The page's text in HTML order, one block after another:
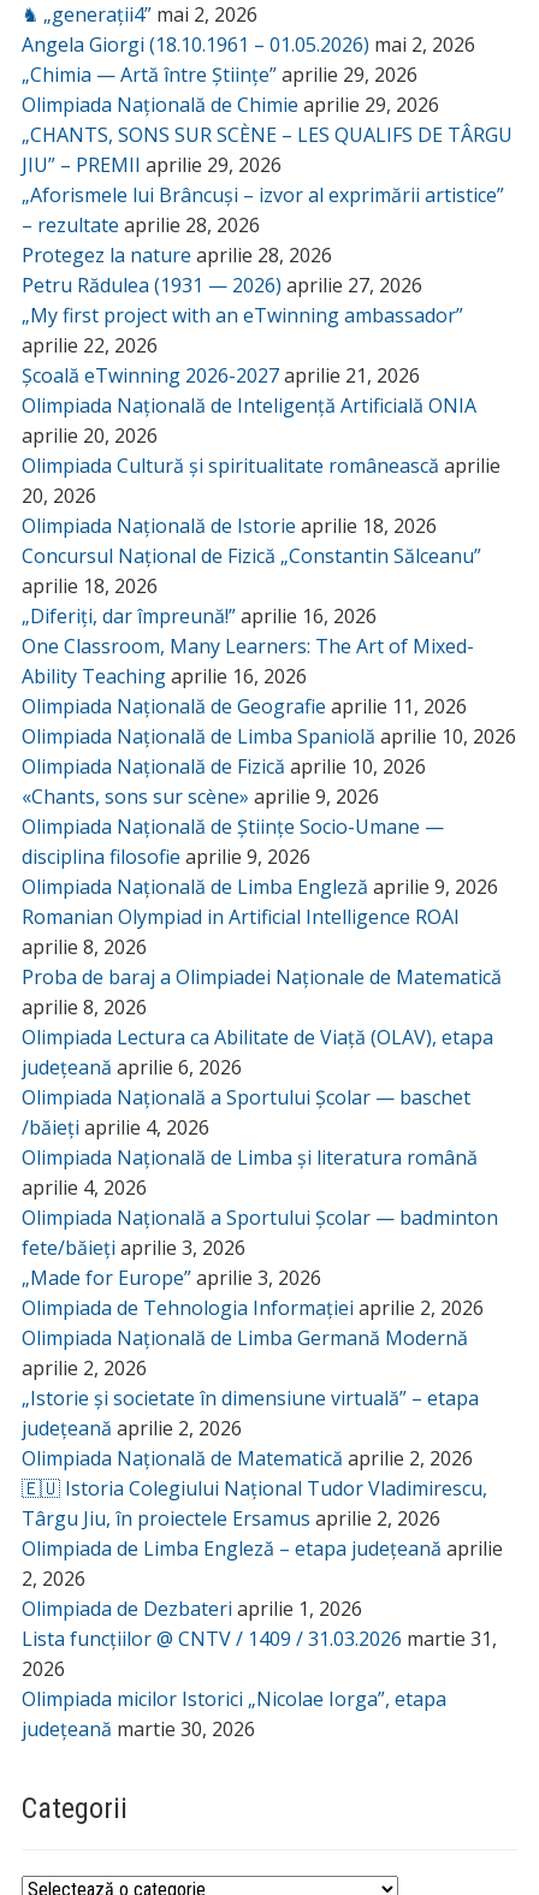
♞ „generații4” mai 2, 2026
Angela Giorgi (18.10.1961 – 01.05.2026) mai 2, 2026
„Chimia — Artă între Științe”aprilie 29, 2026
Olimpiada Națională de Chimie aprilie 29, 2026
„CHANTS, SONS SUR SCÈNE – LES QUALIFS DE TÂRGU
JIU” – PREMII aprilie 29, 2026
„Aforismele lui Brâncuși – izvor al exprimării artistice”
– rezultate aprilie 28, 2026
Protegez la nature aprilie 28, 2026
Petru Rădulea (1931 — 2026) aprilie 27, 2026
„My first project with an eTwinning ambassador”
aprilie 22, 2026
Școală eTwinning 2026-2027aprilie 21, 2026
Olimpiada Națională de Inteligență Artificială ONIA
aprilie 20, 2026
Olimpiada Cultură și spiritualitate românească aprilie
20, 2026
Olimpiada Națională de Istorie aprilie 18, 2026
Concursul Național de Fizică „Constantin Sălceanu”
aprilie 18, 2026
„Diferiți, dar împreună!”aprilie 16, 2026
One Classroom, Many Learners: The Art of Mixed-
Ability Teachingaprilie 16, 2026
Olimpiada Națională de Geografie aprilie 11, 2026
Olimpiada Națională de Limba Spaniolă aprilie 10, 2026
Olimpiada Națională de Fizică aprilie 10, 2026
«Chants, sons sur scène» aprilie 9, 2026
Olimpiada Națională de Științe Socio-Umane —
disciplina filosofie aprilie 9, 2026
Olimpiada Națională de Limba Engleză aprilie 9, 2026
Romanian Olympiad in Artificial Intelligence ROAI
aprilie 8, 2026
Proba de baraj a Olimpiadei Naționale de Matematică
aprilie 8, 2026
Olimpiada Lectura ca Abilitate de Viață (OLAV), etapa
județeană aprilie 6, 2026
Olimpiada Națională a Sportului Școlar — baschet
/băieți aprilie 4, 2026
Olimpiada Națională de Limba și literatura română
aprilie 4, 2026
Olimpiada Națională a Sportului Școlar — badminton
fete/băieți aprilie 3, 2026
„Made for Europe”aprilie 3, 2026
Olimpiada de Tehnologia Informației aprilie 2, 2026
Olimpiada Națională de Limba Germană Modernă
aprilie 2, 2026
„Istorie și societate în dimensiune virtuală” – etapa
județeană aprilie 2, 2026
Olimpiada Națională de Matematică aprilie 2, 2026
🇪🇺 Istoria Colegiului Național Tudor Vladimirescu,
Târgu Jiu, în proiectele Ersamus aprilie 2, 2026
Olimpiada de Limba Engleză – etapa județeană aprilie
2, 2026
Olimpiada de Dezbateri aprilie 1, 2026
Lista funcțiilor @ CNTV / 1409 / 31.03.2026 martie 31,
2026
Olimpiada micilor Istorici „Nicolae Iorga”, etapa
județeană martie 30, 2026
Categorii
Categorii